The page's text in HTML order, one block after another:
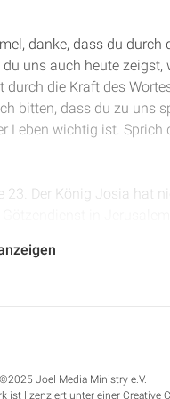
danke, dass du
uns auch heute
durch die Kraft des
bitten, dass du zu uns
Leben wichtig ist.
23. Der König Josia hat
zuvor regiert, aber
Joel Media Ministry e.V.
ist lizenziert unter einer